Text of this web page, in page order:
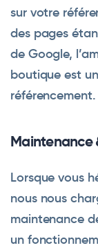
sur votre
des pages
de Google,
boutique est
référencement.
Maintenance
Lorsque vous
nous nous
maintenance
un